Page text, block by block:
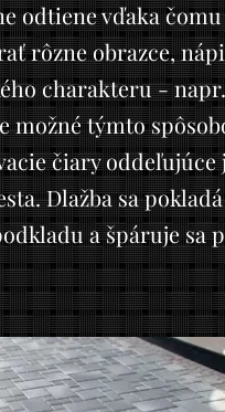
odtiene vďaka
rôzne obrazce,
charakteru -
možné týmto
čiary oddeľujúce
Dlažba sa
a špáruje sa